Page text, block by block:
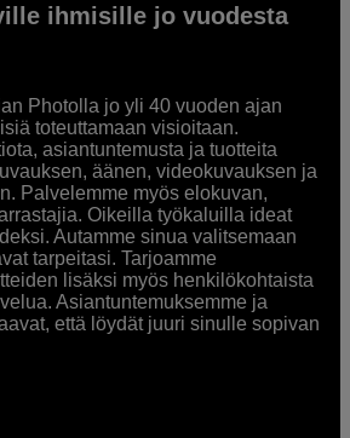
ihmisille jo vuodesta
Photolla jo yli 40 vuoden ajan
toteuttamaan visioitaan.
asiantuntemusta ja tuotteita
äänen, videokuvauksen ja
Palvelemme myös elokuvan,
Oikeilla työkaluilla ideat
Autamme sinua valitsemaan
tarpeitasi. Tarjoamme
lisäksi myös henkilökohtaista
Asiantuntemuksemme ja
että löydät juuri sinulle sopivan